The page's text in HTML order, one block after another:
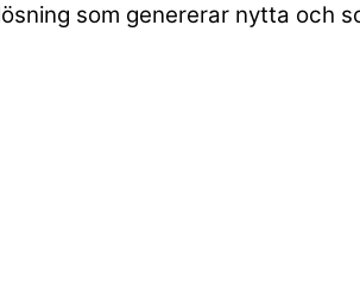
som genererar nytta och